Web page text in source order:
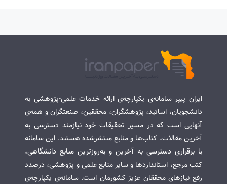
ایران پیپر سامانه‌ی یکپارچه‌ی ارائه خدمات علمی-پژوهشی به
دانشجویان، اساتید، پژوهشگران، محققین، صنعتگران و همه‌ی
آنهایی است که در مسیر تحقیقات خود نیازمند دسترسی به
آخرین مقالات، کتاب‌ها و منابع منتشرشده هستند. این سامانه
با برقراری دسترسی به آخرین و به‌روزترین منابع دانشگاهی،
کتب مرجع، استانداردها و سایر منابع علمی و پژوهشی، درصدد
رفع نیازهای محققان عزیز کشورمان است. سامانه‌ی یکپارچه‌ی